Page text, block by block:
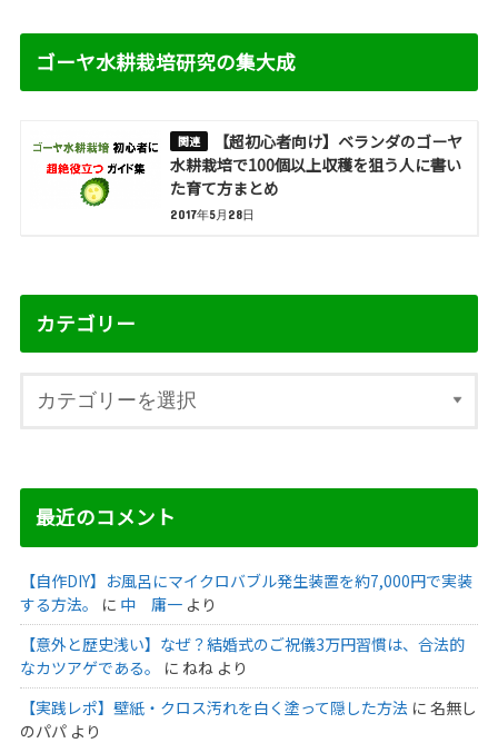
ゴーヤ水耕栽培研究の集大成
【超初心者向け】ベランダのゴーヤ
水耕栽培で100個以上収穫を狙う人に書い
た育て方まとめ
2017年5月28日
カテゴリー
最近のコメント
【自作DIY】お風呂にマイクロバブル発生装置を約7,000円で実装
する方法。
に 中 庸一より
【意外と歴史浅い】なぜ？結婚式のご祝儀3万円習慣は、合法的
なカツアゲである。
に ねねより
【実践レポ】壁紙・クロス汚れを白く塗って隠した方法 に 名無し
のパパより